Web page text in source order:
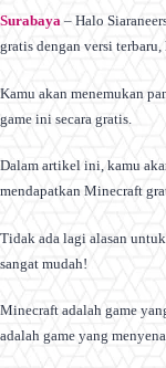
Surabaya– Halo
gratis dengan versi
Kamu akan menemukan
game ini secara gratis.
Dalam artikel ini, kamu
mendapatkan Minecraft
Tidak ada lagi alasan
sangat mudah!
Minecraft adalah game
adalah game yang